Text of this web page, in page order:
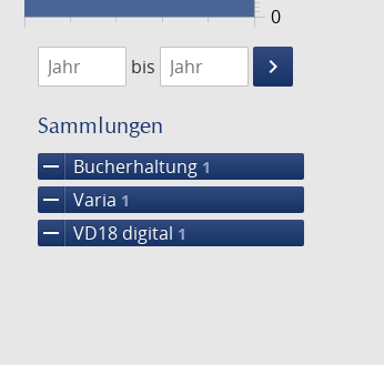
0
1746
1747
bis
keyboard_arrow_right
Suche
Sammlungen
remove Bucherhaltung 1
remove Varia 1
remove VD18 digital 1